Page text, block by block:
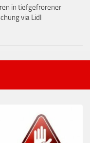
in tiefgefrorener
via Lidl